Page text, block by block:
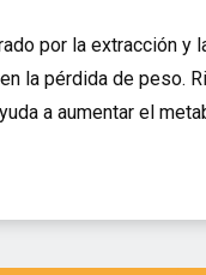
por la extracción
la pérdida de peso.
a aumentar el